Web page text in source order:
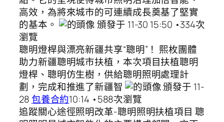
高效，為將來城市的可連續成長奠基了堅實
的基本。
頒發于 11-30 15:50 •334次
瀏覽
聰明燈桿與漂亮新疆共享“聰明”！ 熙枚團體
助力新疆聰明城市扶植，本次項目扶植聰明
燈桿、聰明仿生樹，供給聰明照明處理計
劃，完成和推進了新疆智
頒發于 11-
28包養合約10:14 •588次瀏覽
追蹤關心途徑照明改革-聰明照明扶植項目 聰